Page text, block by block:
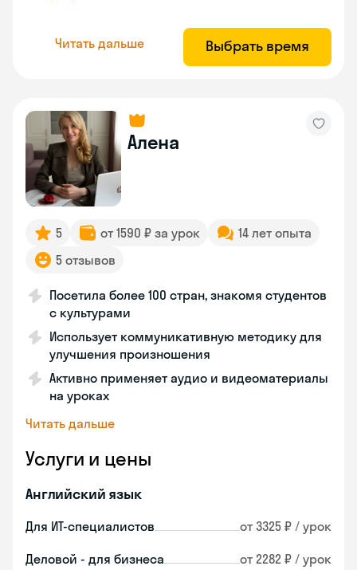
Читать дальше Выбрать время
Алена
5 от 1590 ₽ за урок
14 лет опыта
5 отзывов
Посетила более 100 стран, знакомя студентов
с культурами
Использует коммуникативную методику для
улучшения произношения
Активно применяет аудио и видеоматериалы
на уроках
Читать дальше
Услуги и цены
Английский язык
Для ИТ-специалистов от 3325 ₽ / урок
Деловой - для бизнеса от 2282 ₽ / урок